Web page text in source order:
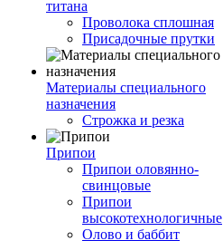
титана
Проволока сплошная
Присадочные прутки
Материалы специального
назначения
Строжка и резка
Припои
Припои оловянно-
свинцовые
Припои
высокотехнологичные
Олово и баббит